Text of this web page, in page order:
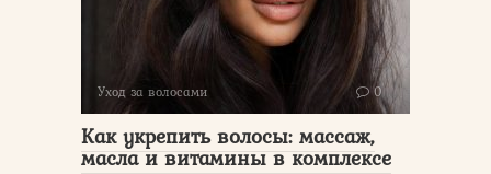
Уход за волосами 0
Как укрепить волосы: массаж,
масла и витамины в комплексе